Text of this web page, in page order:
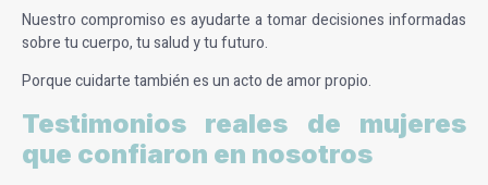
Nuestro compromiso es ayudarte a tomar decisiones informadas
sobre tu cuerpo, tu salud y tu futuro.
Porque cuidarte también es un acto de amor propio.
Testimonios reales de mujeres
que confiaron en nosotros